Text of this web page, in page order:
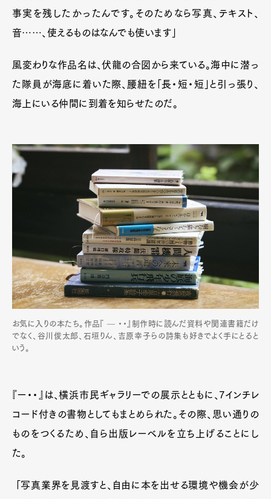
ProductCulture Lifestyle
事実を残したかったんです。そのためなら写真、テキスト、
音……、使えるものはなんでも使います」
風変わりな作品名は、伏龍の合図から来ている。海中に潜っ
た隊員が海底に着いた際、腰紐を「長・短・短」と引っ張り、
海上にいる仲間に到着を知らせたのだ。
お気に入りの本たち。作品『 — ・・』制作時に読んだ資料や関連書籍だけ
でなく、谷川俊太郎、石垣りん、吉原幸子らの詩集も好きでよく手にとると
いう。
『ー・・』は、横浜市民ギャラリーでの展示とともに、7インチレ
コード付きの書物としてもまとめられた。その際、思い通りの
ものをつくるため、自ら出版レーベルを立ち上げることにし
た。
「写真業界を見渡すと、自由に本を出せる環境や機会が少